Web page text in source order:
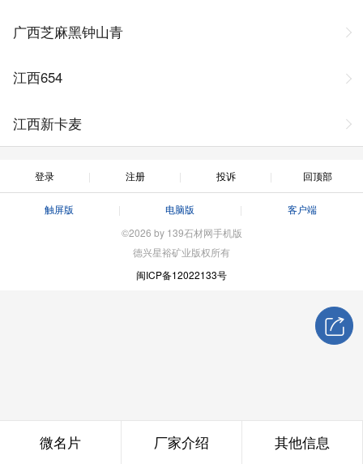
广西芝麻黑钟山青
江西654
江西新卡麦
登录 注册 投诉 回顶部
触屏版 电脑版
客户端
©2026 by 139石材网手机版
德兴星裕矿业版权所有
闽ICP备12022133号
微名片 厂家介绍 其他信息